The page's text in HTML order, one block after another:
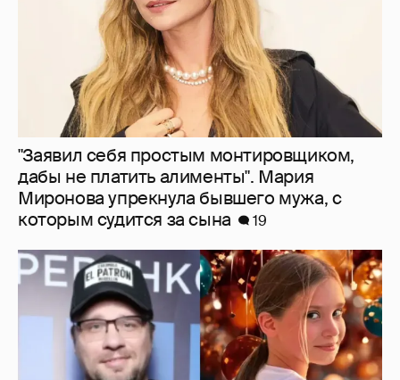
"Заявил себя простым монтировщиком,
дабы не платить алименты". Мария
Миронова упрекнула бывшего мужа, с
которым судится за сына
19